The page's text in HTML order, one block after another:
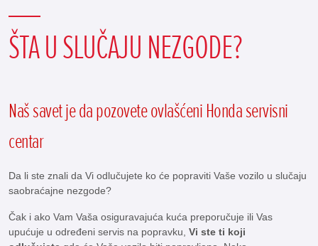
ŠTA U SLUČAJU NEZGODE?
Naš savet je da pozovete ovlašćeni Honda servisni
centar
Da li ste znali da Vi odlučujete ko će popraviti Vaše vozilo u slučaju
saobraćajne nezgode?
Čak i ako Vam Vaša osiguravajuća kuća preporučuje ili Vas
upućuje u određeni servis na popravku, Vi ste ti koji